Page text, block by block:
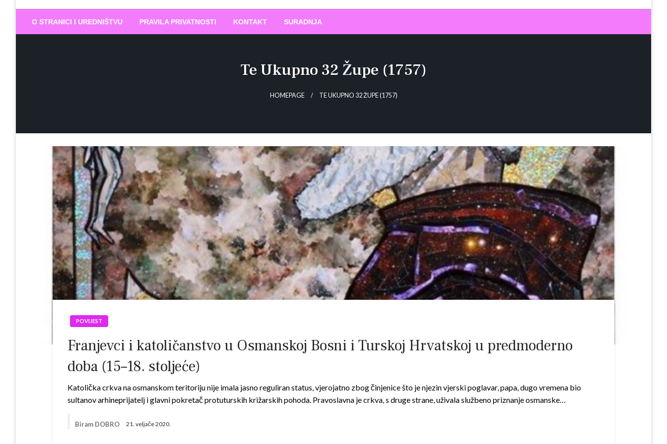
Biram DOBRO
O STRANICI I UREDNIŠTVU PRAVILA PRIVATNOSTI KONTAKT SURADNJA
Te Ukupno 32 Župe (1757)
HOMEPAGE TE UKUPNO 32 ŽUPE (1757)
POVIJEST
Franjevci i katoličanstvo u Osmanskoj Bosni i Turskoj Hrvatskoj u predmoderno
doba (15–18. stoljeće)
Katolička crkva na osmanskom teritoriju nije imala jasno reguliran status, vjerojatno zbog činjenice što je njezin vjerski poglavar, papa, dugo vremena bio
sultanov arhineprijatelj i glavni pokretač protuturskih križarskih pohoda. Pravoslavna je crkva, s druge strane, uživala službeno priznanje osmanske…
Biram DOBRO 21. veljače 2020.